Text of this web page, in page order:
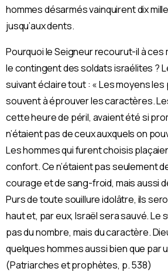
hommes désarmés vainquirent dix
jusqu’aux dents.
Pourquoi le Seigneur recourut-il à ces
le contingent des soldats israélites ?
suivant éclaire tout : « Les moyens
souvent à éprouver les caractères.
cette heure de péril, avaient été si
n’étaient pas de ceux auxquels on
Les hommes qui furent choisis
confort. Ce n’étaient pas seulement
courage et de sang-froid, mais aussi
Purs de toute souillure idolâtre, ils
haut et, par eux, Israël sera sauvé. Le
pas du nombre, mais du caractère.
quelques hommes aussi bien que par
(Patriarches et prophètes, p. 538)